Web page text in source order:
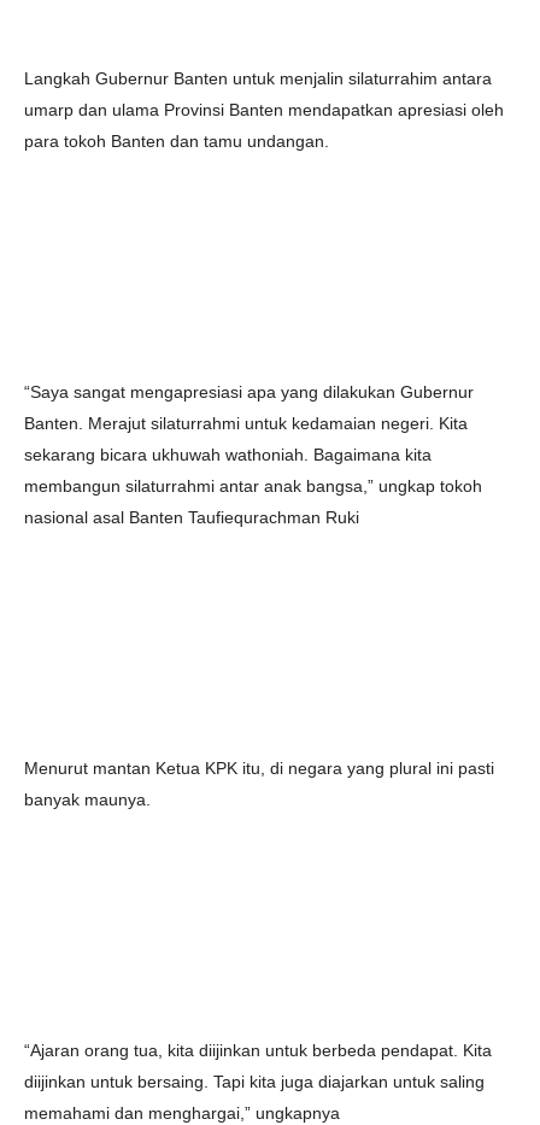
Langkah Gubernur Banten untuk menjalin silaturrahim antara
umarp dan ulama Provinsi Banten mendapatkan apresiasi oleh
para tokoh Banten dan tamu undangan.
“Saya sangat mengapresiasi apa yang dilakukan Gubernur
Banten. Merajut silaturrahmi untuk kedamaian negeri. Kita
sekarang bicara ukhuwah wathoniah. Bagaimana kita
membangun silaturrahmi antar anak bangsa,” ungkap tokoh
nasional asal Banten Taufiequrachman Ruki
Menurut mantan Ketua KPK itu, di negara yang plural ini pasti
banyak maunya.
“Ajaran orang tua, kita diijinkan untuk berbeda pendapat. Kita
diijinkan untuk bersaing. Tapi kita juga diajarkan untuk saling
memahami dan menghargai,” ungkapnya